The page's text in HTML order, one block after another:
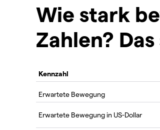
Wie stark
Zahlen?
Kennzahl
Erwartete Bewegung
Erwartete Bewegung in US-Dollar